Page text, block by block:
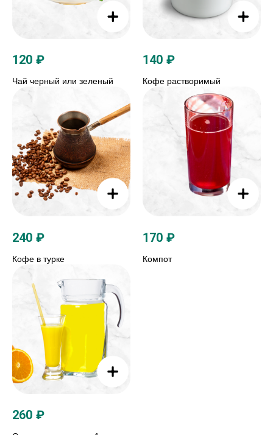
120 ₽
Чай черный или зеленый
140 ₽
Кофе растворимый
240 ₽
Кофе в турке
170 ₽
Компот
260 ₽